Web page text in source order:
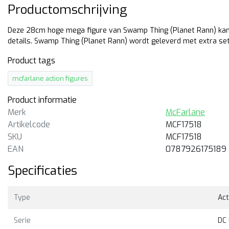
Productomschrijving
Deze 28cm hoge mega figure van Swamp Thing (Planet Rann)
details. Swamp Thing (Planet Rann) wordt geleverd met extra
Product tags
mcfarlane action figures
Product informatie
Merk
McFarlane
Artikelcode
MCF17518
SKU
MCF17518
EAN
0787926175189
Specificaties
Type
Serie